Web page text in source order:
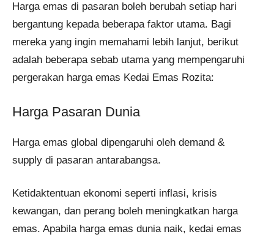
Harga emas di pasaran boleh berubah setiap hari
bergantung kepada beberapa faktor utama. Bagi
mereka yang ingin memahami lebih lanjut, berikut
adalah beberapa sebab utama yang mempengaruhi
pergerakan harga emas Kedai Emas Rozita:
Harga Pasaran Dunia
Harga emas global dipengaruhi oleh demand &
supply di pasaran antarabangsa.
Ketidaktentuan ekonomi seperti inflasi, krisis
kewangan, dan perang boleh meningkatkan harga
emas. Apabila harga emas dunia naik, kedai emas